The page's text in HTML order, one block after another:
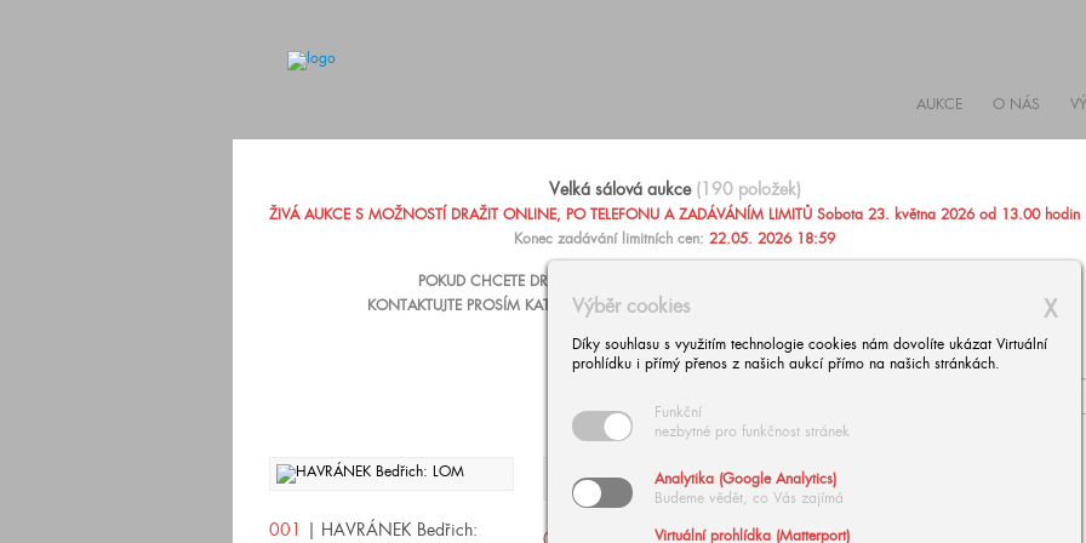
AUKCE O NÁS
X
Výběr cookies
Díky souhlasu s využitím technologie cookies nám dovolíte ukázat Virtuální
prohlídku i přímý přenos z našich aukcí přímo na našich stránkách.
Funkční
nezbytné pro funkčnost stránek
Analytika (Google Analytics)
Budeme vědět, co Vás zajímá
Virtuální prohlídka (Matterport)
Velká sálová aukce (190 položek)
ŽIVÁ AUKCE S MOŽNOSTÍ DRAŽIT ONLINE, PO TELEFONU A ZADÁVÁNÍM LIMITŮ Sobota 23. května 2026 od 13.00 hodin
Konec zadávání limitních cen: 22.05. 2026 18:59
POKUD CHCETE DRAŽIT PO TELEFONU NEBO ZADAT PEVNOU LIMITNÍ CENU
KONTAKTUJTE PROSÍM KATARÍNU ZÁRUBOVOU, +420 602 293 023,
001 | HAVRÁNEK Bedřich: